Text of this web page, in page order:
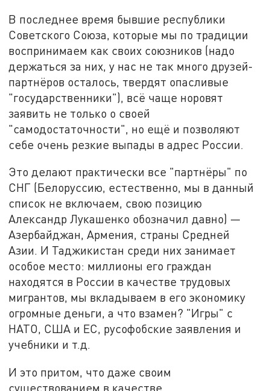
В последнее время бывшие республики
Советского Союза, которые мы по традиции
воспринимаем как своих союзников (надо
держаться за них, у нас не так много друзей-
партнёров осталось, твердят опасливые
"государственники"), всё чаще норовят
заявить не только о своей
"самодостаточности", но ещё и позволяют
себе очень резкие выпады в адрес России.
Это делают практически все "партнёры" по
СНГ (Белоруссию, естественно, мы в данный
список не включаем, свою позицию
Александр Лукашенко обозначил давно) —
Азербайджан, Армения, страны Средней
Азии. И Таджикистан среди них занимает
особое место: миллионы его граждан
находятся в России в качестве трудовых
мигрантов, мы вкладываем в его экономику
огромные деньги, а что взамен? "Игры" с
НАТО, США и ЕС, русофобские заявления и
учебники и т.д.
И это притом, что даже своим
существованием в качестве